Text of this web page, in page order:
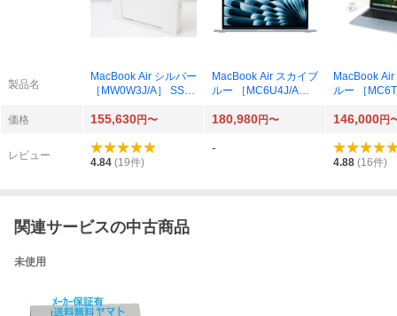
製品名
MacBook Air シルバー
［MW0W3J/A］ SSD
0コアCPU 8コアGPU
モデル
MacBook Air スカイブ
ルー ［MC6U4J/A］
GB 10コアCPU 10コ
2025年モデル
MacBook
ルー ［
B 10コア
5年モデル
価格 155,630円〜 180,980円〜 146,000円
レビュー
4.84 (19件)
-
4.88 (16件)
関連サービスの中古商品
未使用